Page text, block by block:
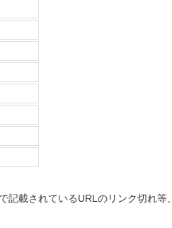
載されているURLのリンク切れ等、